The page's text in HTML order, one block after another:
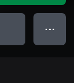
● ● ●